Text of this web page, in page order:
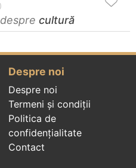
despre cultură
Despre noi
Despre noi
Termeni și condiții
Politica de
confidenţialitate
Contact